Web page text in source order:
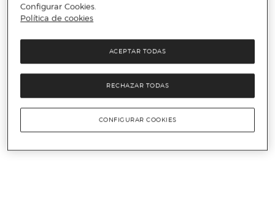
Configurar Cookies.
Política de cookies
RECHAZAR TODAS
ACEPTAR TODAS
CONFIGURAR COOKIES